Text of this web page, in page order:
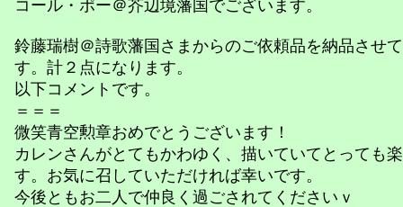
コール・ポー＠芥辺境藩国でございます。
鈴藤瑞樹＠詩歌藩国さまからのご依頼品を納品させ
す。計２点になります。
以下コメントです。
＝＝＝
微笑青空勲章おめでとうございます！
カレンさんがとてもかわゆく、描いていてとっても
す。お気に召していただければ幸いです。
今後ともお二人で仲良く過ごされてくださいｖ